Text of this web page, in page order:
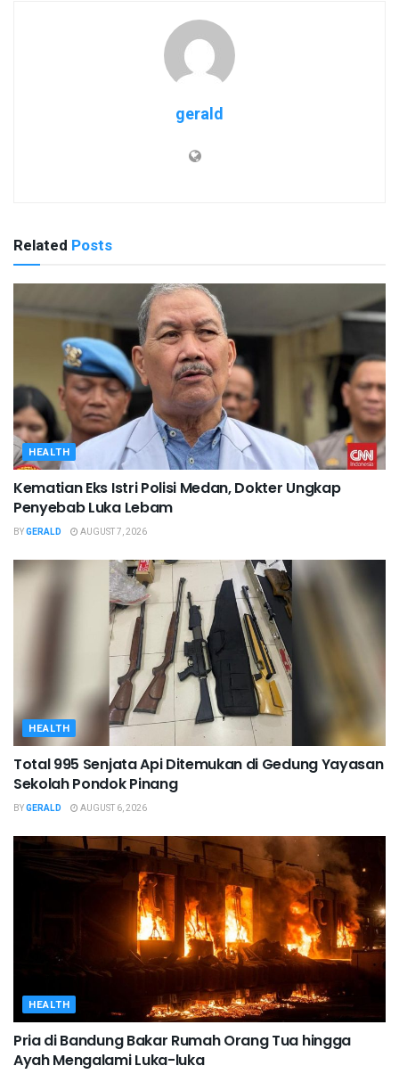
gerald
Related Posts
HEALTH
Kematian Eks Istri Polisi Medan, Dokter Ungkap
Penyebab Luka Lebam
BYGERALD AUGUST 7, 2026
HEALTH
Total 995 Senjata Api Ditemukan di Gedung Yayasan
Sekolah Pondok Pinang
BYGERALD AUGUST 6, 2026
HEALTH
Pria di Bandung Bakar Rumah Orang Tua hingga
Ayah Mengalami Luka-luka